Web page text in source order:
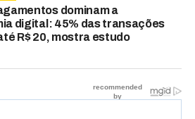
dominam a
digital: 45% das transações
R$ 20, mostra estudo